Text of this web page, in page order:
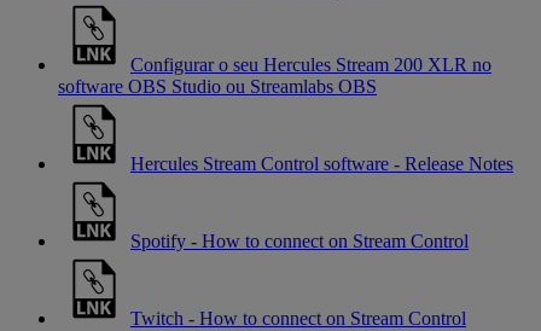
Configurar o seu Hercules Stream 200 XLR no
software OBS Studio ou Streamlabs OBS
Hercules Stream Control software - Release Notes
Spotify - How to connect on Stream Control
Twitch - How to connect on Stream Control